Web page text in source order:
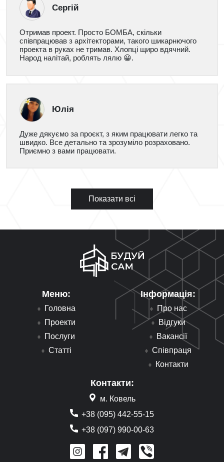
Сергій
Отримав проект. Просто БОМБА, скільки
співпрацював з архітекторами, такого шикарнючого
проекта в руках не тримав. Хлопці щиро вдячний.
Народ налітай, роблять лялю 😀.
Юлія
Дуже дякуємо за проєкт, з яким працювати легко та
швидко. Все детально та зрозуміло розраховано.
Приємно з вами працювати.
Показати всі
Меню:
Головна
Проекти
Послуги
Статті
Інформація:
Про нас
Відгуки
Вакансії
Співпраця
Контакти
Контакти:
м. Ковель
+38 (095) 442-55-15
+38 (097) 990-00-63